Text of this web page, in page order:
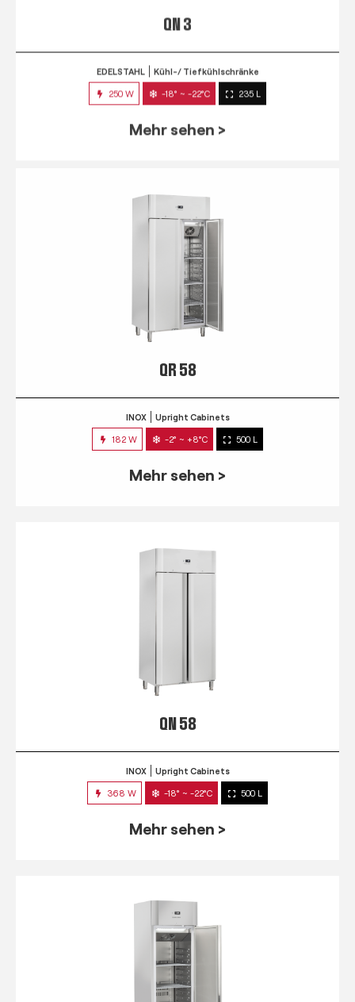
QN 3
250 W -18° ~ -22°C 235 L
Mehr sehen >
QR 58
INOX Upright Cabinets
182 W -2° ~ +8°C 500 L
Mehr sehen >
QN 58
INOX Upright Cabinets
368 W -18° ~ -22°C 500 L
Mehr sehen >